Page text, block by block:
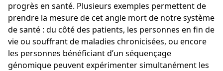
progrès en santé. Plusieurs exemples permettent de
prendre la mesure de cet angle mort de notre système
de santé : du côté des patients, les personnes en fin de
vie ou souffrant de maladies chronicisées, ou encore
les personnes bénéficiant d’un séquençage
génomique peuvent expérimenter simultanément les